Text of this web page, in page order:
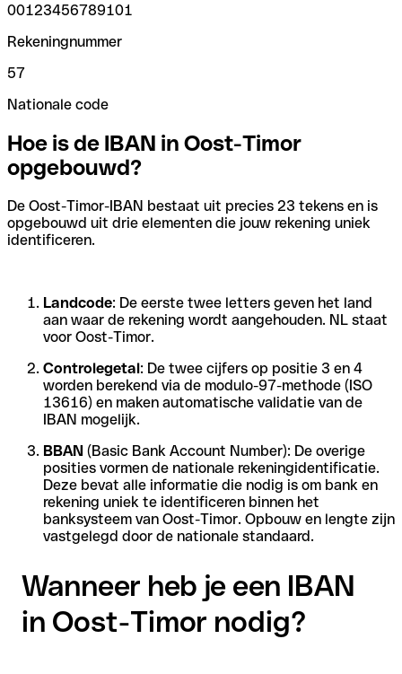
00123456789101
Rekeningnummer
57
Nationale code
Hoe is de IBAN in Oost-Timor
opgebouwd?
De Oost-Timor-IBAN bestaat uit precies 23 tekens en is
opgebouwd uit drie elementen die jouw rekening uniek
identificeren.
Landcode: De eerste twee letters geven het land
aan waar de rekening wordt aangehouden. NL staat
voor Oost-Timor.
Controlegetal: De twee cijfers op positie 3 en 4
worden berekend via de modulo-97-methode (ISO
13616) en maken automatische validatie van de
IBAN mogelijk.
BBAN (Basic Bank Account Number): De overige
posities vormen de nationale rekeningidentificatie.
Deze bevat alle informatie die nodig is om bank en
rekening uniek te identificeren binnen het
banksysteem van Oost-Timor. Opbouw en lengte zijn
vastgelegd door de nationale standaard.
Wanneer heb je een IBAN
in Oost-Timor nodig?